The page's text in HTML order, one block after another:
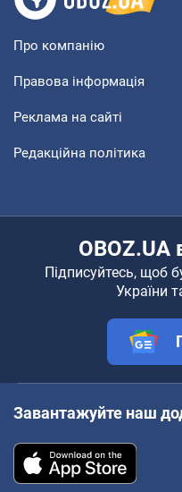
Про компанію
Правова інформація
Реклама на сайті
Редакційна політика
OBOZ.UA
Підписуйтесь, щоб
України
Завантажуйте наш